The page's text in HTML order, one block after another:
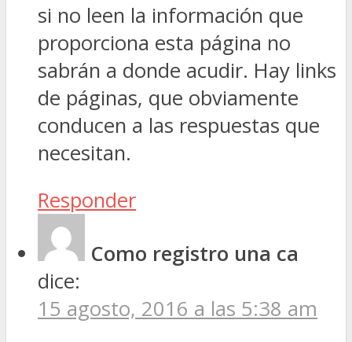
si no leen la información que
proporciona esta página no
sabrán a donde acudir. Hay links
de páginas, que obviamente
conducen a las respuestas que
necesitan.
Responder
Como registro una ca
dice:
15 agosto, 2016 a las 5:38 am